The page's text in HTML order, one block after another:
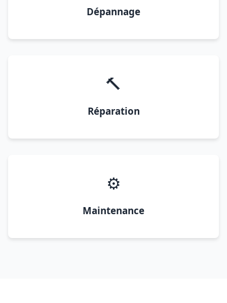
Dépannage
🔨
Réparation
⚙️
Maintenance